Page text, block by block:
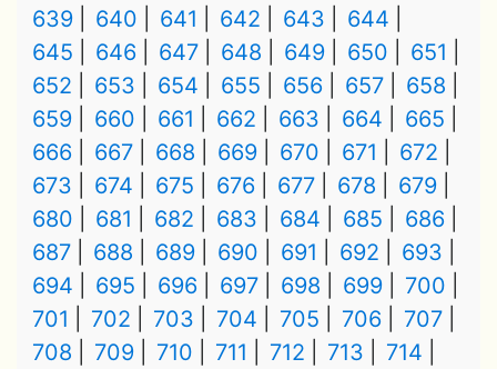
639
640 641 642 643
644
645
646 647 648 649 650
651
652
653 654 655 656 657
658
659
660 661 662 663 664
665
666
667 668 669 670 671
672
673
674 675 676 677 678
679
680
681 682 683 684 685
686
687
688 689 690 691 692
693
694
695 696 697 698 699
700
701
702 703 704 705 706
707
708
709 710 711 712 713
714